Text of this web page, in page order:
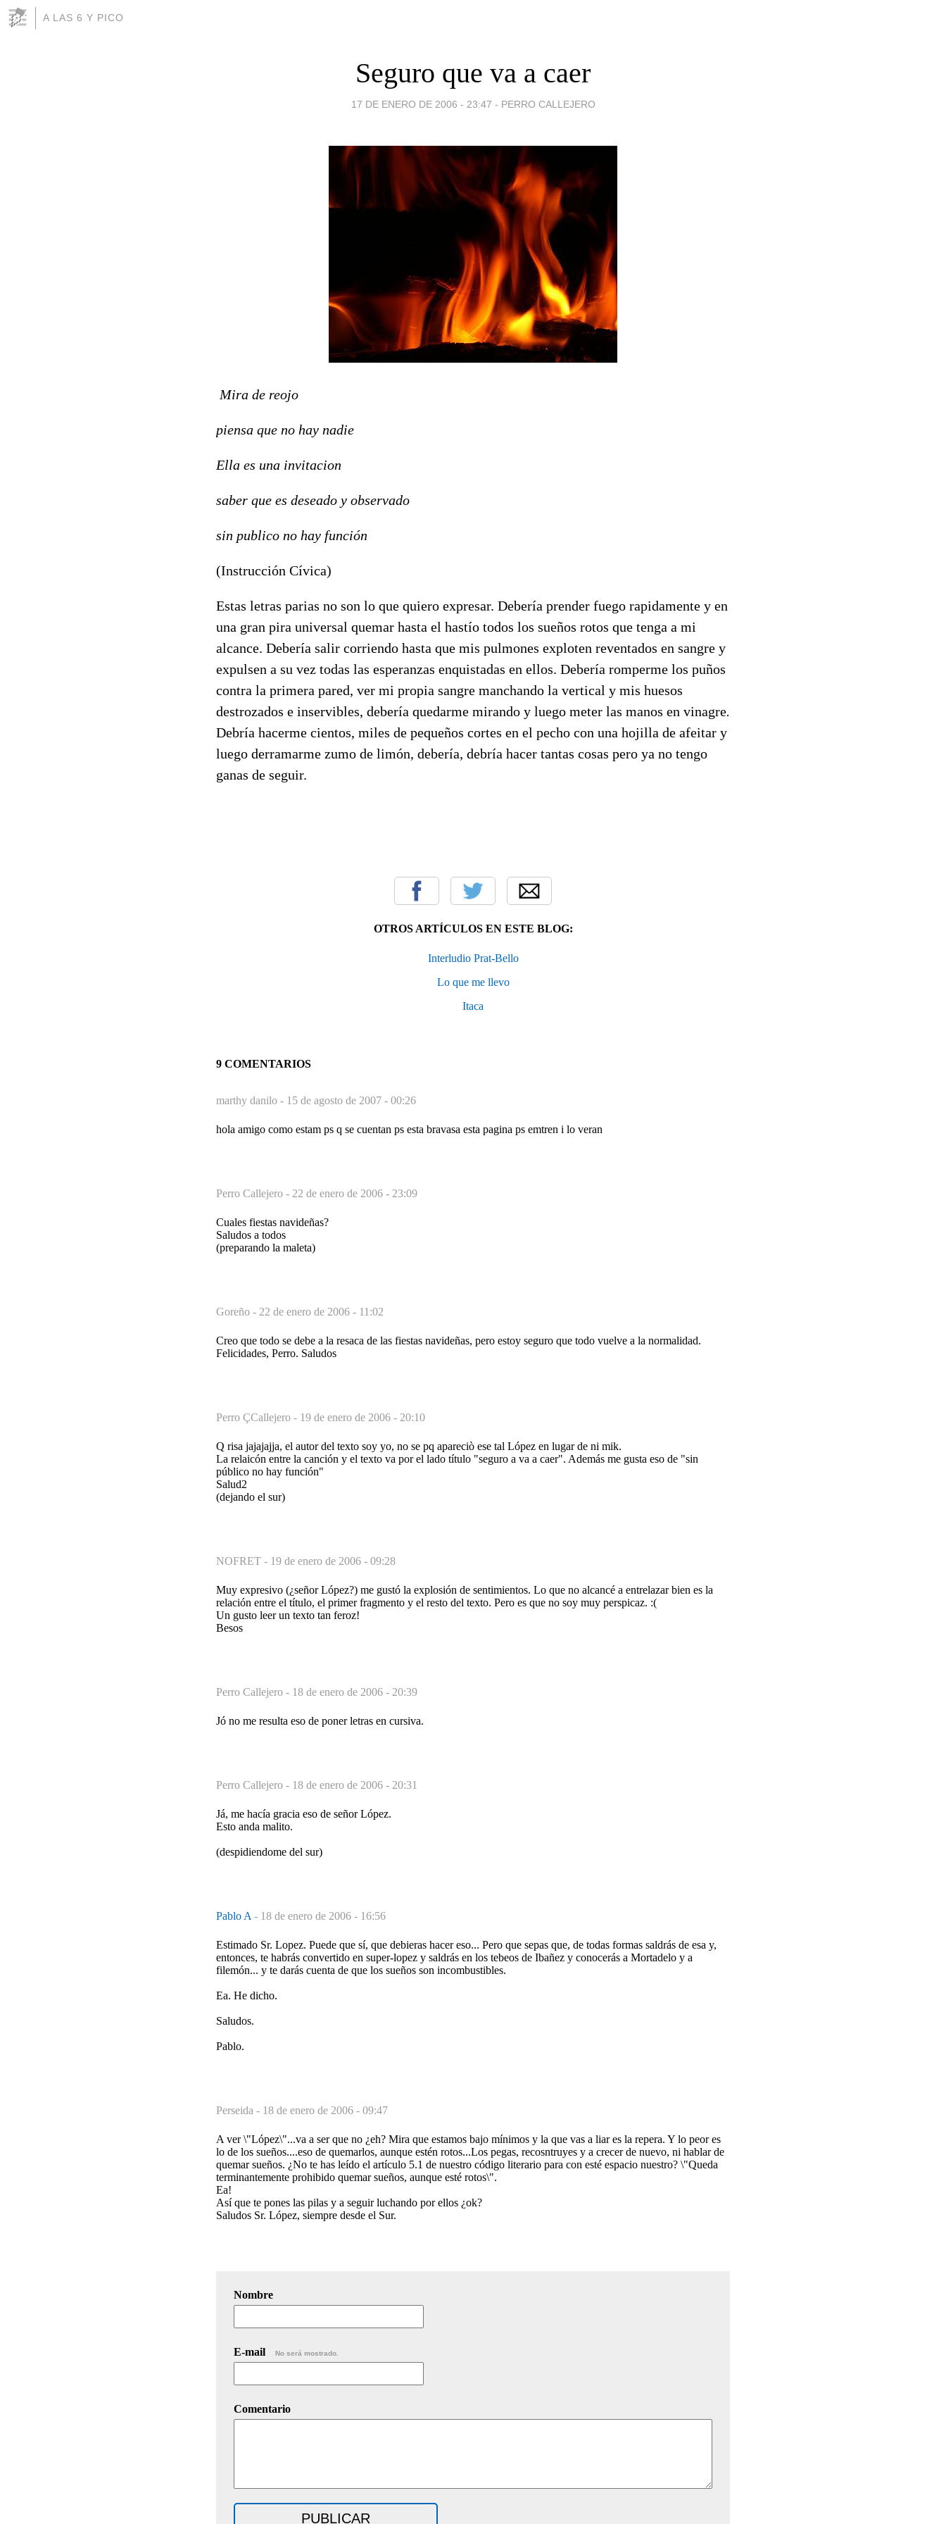
A LAS 6 Y PICO
Seguro que va a caer
17 DE ENERO DE 2006 - 23:47 - PERRO CALLEJERO
Mira de reojo
piensa que no hay nadie
Ella es una invitacion
saber que es deseado y observado
sin publico no hay función
(Instrucción Cívica)
Estas letras parias no son lo que quiero expresar. Debería prender fuego rapidamente y en
una gran pira universal quemar hasta el hastío todos los sueños rotos que tenga a mi
alcance. Debería salir corriendo hasta que mis pulmones exploten reventados en sangre y
expulsen a su vez todas las esperanzas enquistadas en ellos. Debería romperme los puños
contra la primera pared, ver mi propia sangre manchando la vertical y mis huesos
destrozados e inservibles, debería quedarme mirando y luego meter las manos en vinagre.
Debría hacerme cientos, miles de pequeños cortes en el pecho con una hojilla de afeitar y
luego derramarme zumo de limón, debería, debría hacer tantas cosas pero ya no tengo
ganas de seguir.
OTROS ARTÍCULOS EN ESTE BLOG:
Interludio Prat-Bello
Lo que me llevo
Itaca
9 COMENTARIOS
marthy danilo - 15 de agosto de 2007 - 00:26
hola amigo como estam ps q se cuentan ps esta bravasa esta pagina ps emtren i lo veran
Perro Callejero - 22 de enero de 2006 - 23:09
Cuales fiestas navideñas?
Saludos a todos
(preparando la maleta)
Goreño - 22 de enero de 2006 - 11:02
Creo que todo se debe a la resaca de las fiestas navideñas, pero estoy seguro que todo vuelve a la normalidad.
Felicidades, Perro. Saludos
Perro ÇCallejero - 19 de enero de 2006 - 20:10
Q risa jajajajja, el autor del texto soy yo, no se pq apareciò ese tal López en lugar de ni mik.
La relaicón entre la canción y el texto va por el lado título "seguro a va a caer". Además me gusta eso de "sin
público no hay función"
Salud2
(dejando el sur)
NOFRET - 19 de enero de 2006 - 09:28
Muy expresivo (¿señor López?) me gustó la explosión de sentimientos. Lo que no alcancé a entrelazar bien es la
relación entre el título, el primer fragmento y el resto del texto. Pero es que no soy muy perspicaz. :(
Un gusto leer un texto tan feroz!
Besos
Perro Callejero - 18 de enero de 2006 - 20:39
Jó no me resulta eso de poner letras en cursiva.
Perro Callejero - 18 de enero de 2006 - 20:31
Já, me hacía gracia eso de señor López.
Esto anda malito.
(despidiendome del sur)
Pablo A - 18 de enero de 2006 - 16:56
Estimado Sr. Lopez. Puede que sí, que debieras hacer eso... Pero que sepas que, de todas formas saldrás de esa y,
entonces, te habrás convertido en super-lopez y saldrás en los tebeos de Ibañez y conocerás a Mortadelo y a
filemón... y te darás cuenta de que los sueños son incombustibles.
Ea. He dicho.
Saludos.
Pablo.
Perseida - 18 de enero de 2006 - 09:47
A ver \"López\"...va a ser que no ¿eh? Mira que estamos bajo mínimos y la que vas a liar es la repera. Y lo peor es
lo de los sueños....eso de quemarlos, aunque estén rotos...Los pegas, recosntruyes y a crecer de nuevo, ni hablar de
quemar sueños. ¿No te has leído el artículo 5.1 de nuestro código literario para con esté espacio nuestro? \"Queda
terminantemente prohibido quemar sueños, aunque esté rotos\".
Ea!
Así que te pones las pilas y a seguir luchando por ellos ¿ok?
Saludos Sr. López, siempre desde el Sur.
Nombre
E-mail No será mostrado.
Comentario